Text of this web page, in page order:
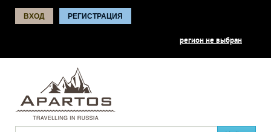
ВХОД РЕГИСТРАЦИЯ
регион не выбран